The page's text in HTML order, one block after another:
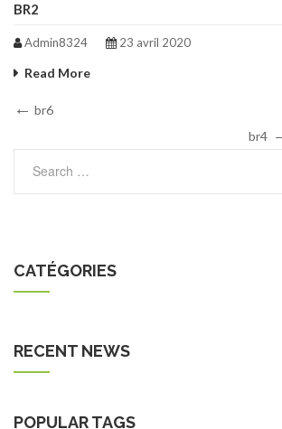
BR2
Admin8324 23 avril 2020
Read More
Navigation
de
l’article
Previous
br6
Post
br4
CATÉGORIES
RECENT NEWS
POPULAR TAGS